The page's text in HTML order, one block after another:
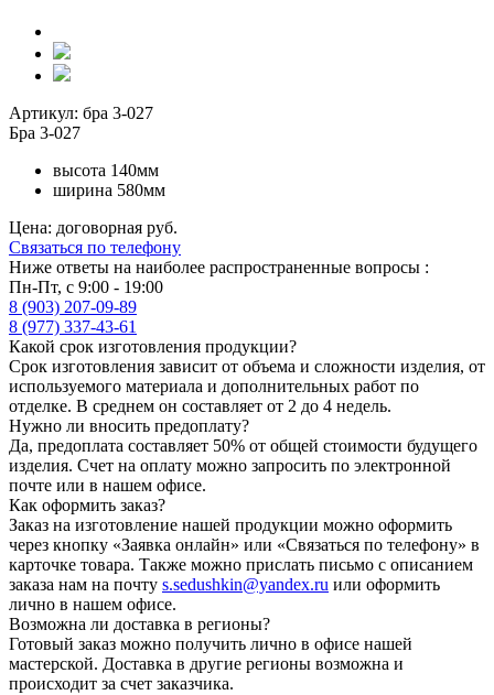
Артикул: бра 3-027
Бра 3-027
высота 140мм
ширина 580мм
Цена: договорная руб.
Связаться по телефону
Ниже ответы на наиболее распространенные вопросы :
Пн-Пт, с 9:00 - 19:00
8 (903) 207-09-89
8 (977) 337-43-61
Какой срок изготовления продукции?
Срок изготовления зависит от объема и сложности изделия, от
используемого материала и дополнительных работ по
отделке. В среднем он составляет от 2 до 4 недель.
Нужно ли вносить предоплату?
Да, предоплата составляет 50% от общей стоимости будущего
изделия. Счет на оплату можно запросить по электронной
почте или в нашем офисе.
Как оформить заказ?
Заказ на изготовление нашей продукции можно оформить
через кнопку «Заявка онлайн» или «Связаться по телефону» в
карточке товара. Также можно прислать письмо с описанием
заказа нам на почту s.sedushkin@yandex.ru или оформить
лично в нашем офисе.
Возможна ли доставка в регионы?
Готовый заказ можно получить лично в офисе нашей
мастерской. Доставка в другие регионы возможна и
происходит за счет заказчика.